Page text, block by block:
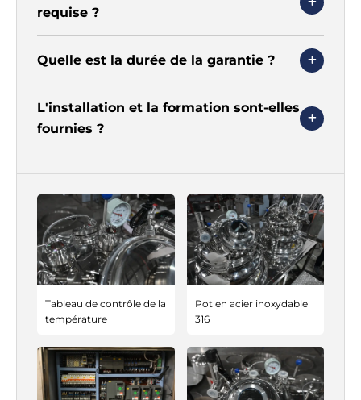
requise ?
Quelle est la durée de la garantie ?
L'installation et la formation sont-elles
fournies ?
Tableau de contrôle de la
température
Pot en acier inoxydable
316